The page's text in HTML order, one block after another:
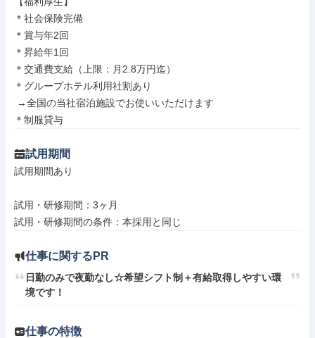
＊社会保険完備
＊賞与年2回
＊昇給年1回
＊交通費支給（上限：月2.8万円迄）
＊グループホテル利用社割あり
＊制服貸与
試用期間
試用期間あり
試用・研修期間：3ヶ月
仕事に関するPR
日勤のみで夜勤なし☆希望シフト制＋有給取得しやすい環
境です！
仕事の特徴